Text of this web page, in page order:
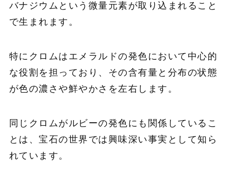
バナジウムという微量元素が取り込まれること
で生まれます。
特にクロムはエメラルドの発色において中心的
な役割を担っており、その含有量と分布の状態
が色の濃さや鮮やかさを左右します。
同じクロムがルビーの発色にも関係しているこ
とは、宝石の世界では興味深い事実として知ら
れています。